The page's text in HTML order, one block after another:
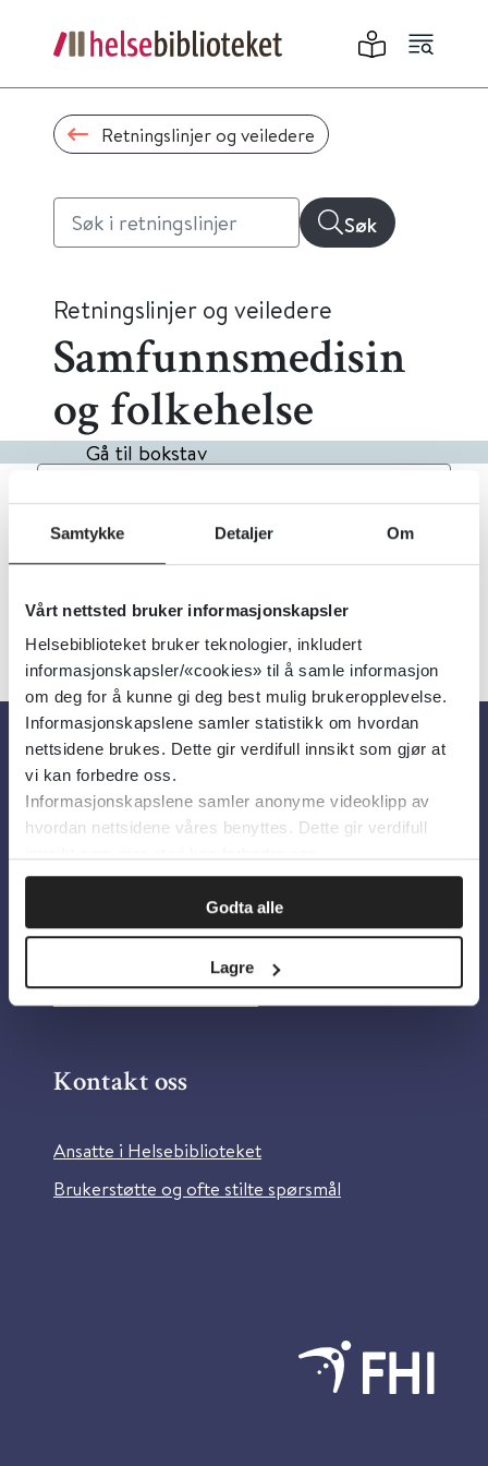
Samtykke Detaljer Om
Vårt nettsted bruker informasjonskapsler
Helsebiblioteket bruker teknologier, inkludert
informasjonskapsler/«cookies» til å samle informasjon
om deg for å kunne gi deg best mulig brukeropplevelse.
Informasjonskapslene samler statistikk om hvordan
nettsidene brukes. Dette gir verdifull innsikt som gjør at
vi kan forbedre oss.
Informasjonskapslene samler anonyme videoklipp av
hvordan nettsidene våres benyttes. Dette gir verdifull
Godta alle
Lagre
Retningslinjer og veiledere
Søk
Retningslinjer og veiledere
Samfunnsmedisin
og folkehelse
Gå til bokstav
5Treff Alfabetisk
Om oss
Personvern og informasjonskapsler
Tilgjengelighetserklæring
Information in English
Bilder fra Colourbox.com
Kontakt oss
Ansatte i Helsebiblioteket
Brukerstøtte og ofte stilte spørsmål